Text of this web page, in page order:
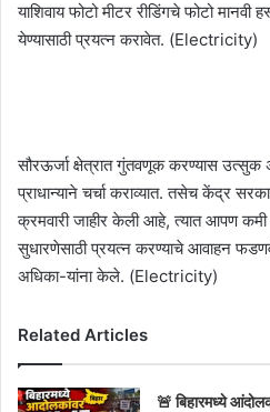
याशिवाय फोटो मीटर रीडिंगचे फोटो मानवी
येण्यासाठी प्रयत्न करावेत. (Electricity)
सौरऊर्जा क्षेत्रात गुंतवणूक करण्यास उत्सुक
प्राधान्याने चर्चा कराव्यात. तसेच केंद्र
क्रमवारी जाहीर केली आहे, त्यात आपण कमी
सुधारणेसाठी प्रयत्न करण्याचे आवाहन
अधिका-यांना केले. (Electricity)
Related Articles
🚨 बिहारमध्ये